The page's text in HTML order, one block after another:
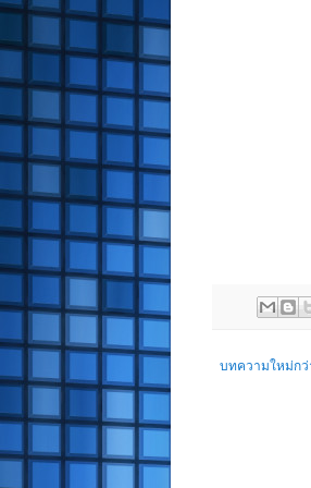
บทความใหม่กว่